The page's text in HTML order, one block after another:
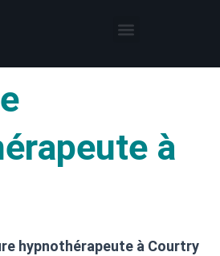
à
hypnothérapeute à Courtry